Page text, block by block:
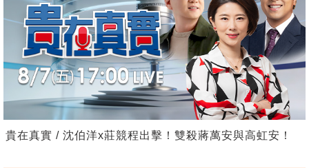
貴在真實 / 沈伯洋x莊競程出擊！雙殺蔣萬安與高虹安！